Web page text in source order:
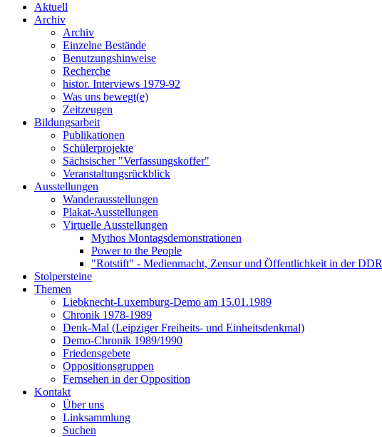
Aktuell
Archiv
Archiv
Einzelne Bestände
Benutzungshinweise
Recherche
histor. Interviews 1979-92
Was uns bewegt(e)
Zeitzeugen
Bildungsarbeit
Publikationen
Schülerprojekte
Sächsischer "Verfassungskoffer"
Veranstaltungsrückblick
Ausstellungen
Wanderausstellungen
Plakat-Ausstellungen
Virtuelle Ausstellungen
Mythos Montagsdemonstrationen
Power to the People
"Rotstift" - Medienmacht, Zensur und Öffentlichkeit in der DDR
Stolpersteine
Themen
Liebknecht-Luxemburg-Demo am 15.01.1989
Chronik 1978-1989
Denk-Mal (Leipziger Freiheits- und Einheitsdenkmal)
Demo-Chronik 1989/1990
Friedensgebete
Oppositionsgruppen
Fernsehen in der Opposition
Kontakt
Über uns
Linksammlung
Suchen